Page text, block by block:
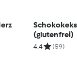
(glutenfrei)
4.4 (59)